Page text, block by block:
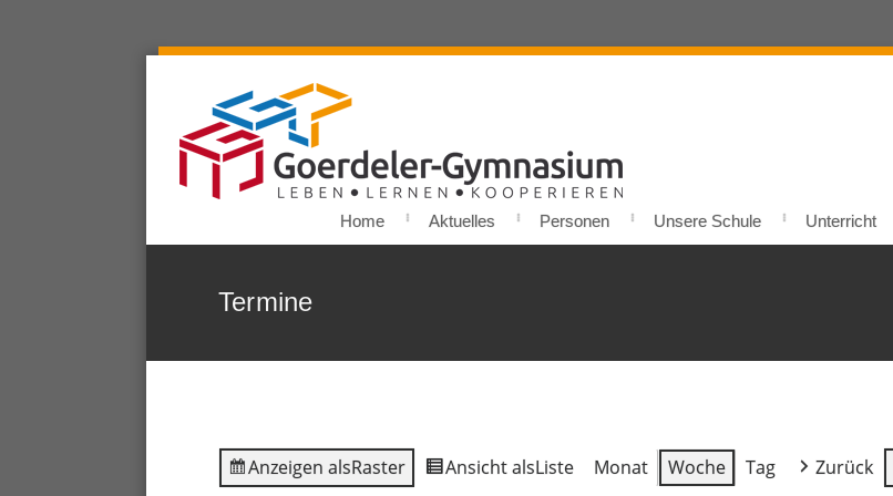
Home Aktuelles Personen Unsere Schule Unterricht
Termine
Anzeigen alsRaster Ansicht alsListe Monat Woche Tag Zurück